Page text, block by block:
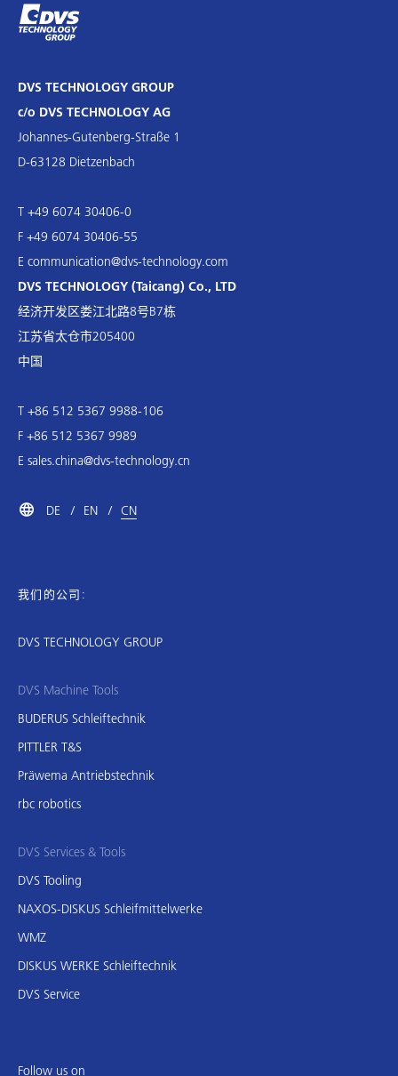
DVS TECHNOLOGY GROUP
c/o DVS TECHNOLOGY AG
Johannes-Gutenberg-Straße 1
D-63128 Dietzenbach
T +49 6074 30406-0
F +49 6074 30406-55
E communication@dvs-technology.com
DVS TECHNOLOGY (Taicang) Co., LTD
经济开发区娄江北路8号B7栋
江苏省太仓市205400
中国
T +86 512 5367 9988-106
F +86 512 5367 9989
E sales.china@dvs-technology.cn
DE EN CN
我们的公司:
DVS TECHNOLOGY GROUP
DVS Machine Tools
BUDERUS Schleiftechnik
PITTLER T&S
Präwema Antriebstechnik
rbc robotics
DVS Services & Tools
DVS Tooling
NAXOS-DISKUS Schleifmittelwerke
WMZ
DISKUS WERKE Schleiftechnik
DVS Service
Follow us on